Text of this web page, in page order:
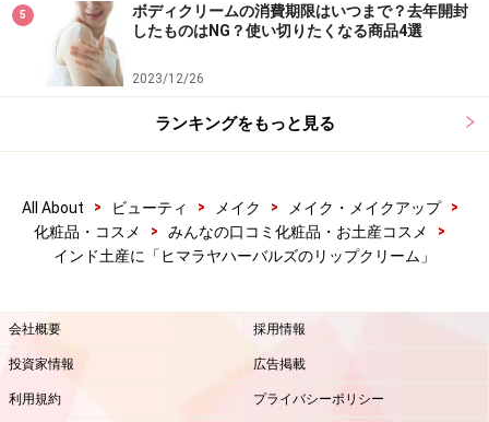
5
ボディクリームの消費期限はいつまで？去年開封
したものはNG？使い切りたくなる商品4選
2023/12/26
ランキングをもっと見る
All About > ビューティ > メイク > メイク・メイクアップ
>
化粧品・コスメ
> みんなの口コミ化粧品・お土産コスメ
>
インド土産に「ヒマラヤハーバルズのリップクリーム」
会社概要 採用情報
投資家情報 広告掲載
利用規約 プライバシーポリシー